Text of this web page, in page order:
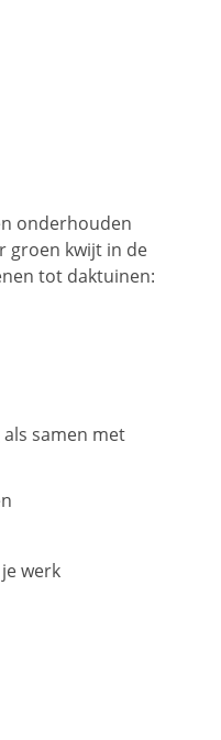
onderhouden
groen kwijt in de
tot daktuinen:
samen met
werk